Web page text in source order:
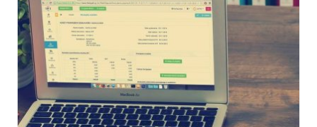
SELECCIONAR OPCIONESESTE
/ DETALLES